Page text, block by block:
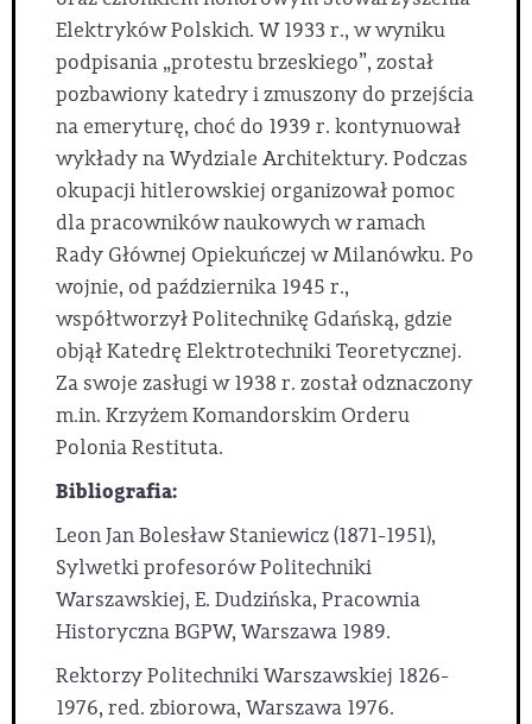
Elektryków Polskich. W 1933 r., w wyniku
podpisania „protestu brzeskiego”, został
pozbawiony katedry i zmuszony do przejścia
na emeryturę, choć do 1939 r. kontynuował
wykłady na Wydziale Architektury. Podczas
okupacji hitlerowskiej organizował pomoc
dla pracowników naukowych w ramach
Rady Głównej Opiekuńczej w Milanówku. Po
wojnie, od października 1945 r.,
współtworzył Politechnikę Gdańską, gdzie
objął Katedrę Elektrotechniki Teoretycznej.
Za swoje zasługi w 1938 r. został odznaczony
m.in. Krzyżem Komandorskim Orderu
Polonia Restituta.
Bibliografia:
Leon Jan Bolesław Staniewicz (1871-1951),
Sylwetki profesorów Politechniki
Warszawskiej, E. Dudzińska, Pracownia
Historyczna BGPW, Warszawa 1989.
Rektorzy Politechniki Warszawskiej 1826-
1976, red. zbiorowa, Warszawa 1976.